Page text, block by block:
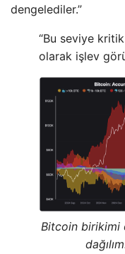
dengelediler.”
“Bu seviye
olarak işlev
Bitcoin birikimi